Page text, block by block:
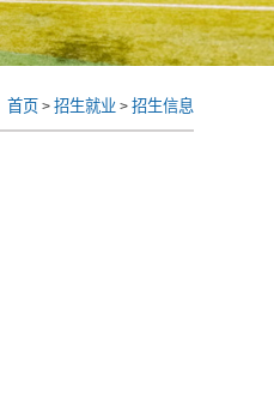
首页 > 招生就业 > 招生信息